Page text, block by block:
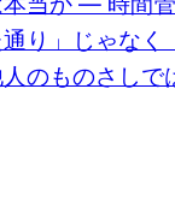
り」じゃなく
のものさしで